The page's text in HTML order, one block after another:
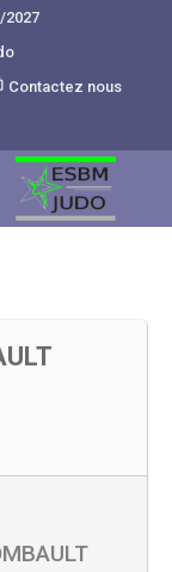
2027
Contactez nous